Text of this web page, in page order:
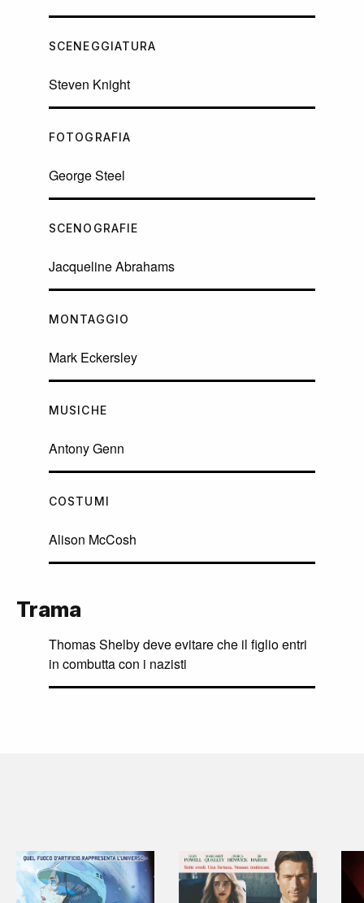
SCENEGGIATURA
Steven Knight
FOTOGRAFIA
George Steel
SCENOGRAFIE
Jacqueline Abrahams
MONTAGGIO
Mark Eckersley
MUSICHE
Antony Genn
COSTUMI
Alison McCosh
Trama
Thomas Shelby deve evitare che il figlio entri
in combutta con i nazisti